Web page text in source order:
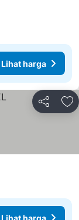
Lihat harga
Bagikan
Lihat harga